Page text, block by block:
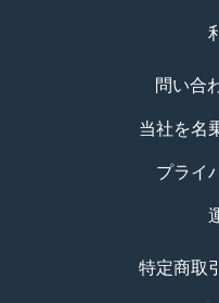
問い合
当社を名
プライ
特定商取